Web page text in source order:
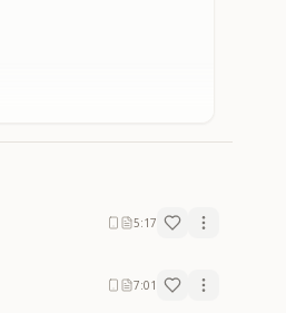
5:17
7:01